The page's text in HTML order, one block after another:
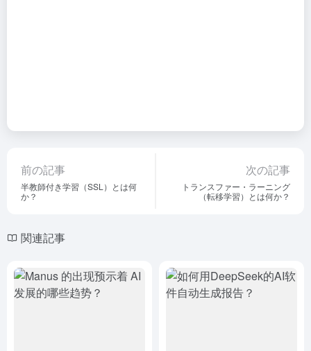
前の記事
半教師付き学習（SSL）とは何
か？
次の記事
トランスファー・ラーニング
（転移学習）とは何か？
関連記事